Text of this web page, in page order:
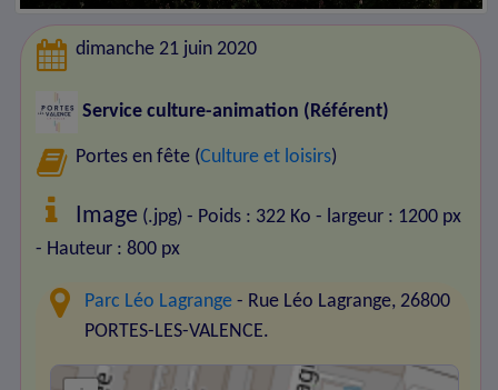
dimanche 21 juin 2020
Service culture-animation (Référent)
Portes en fête (Culture et loisirs)
Image (.jpg) - Poids : 322 Ko - largeur : 1200 px
- Hauteur : 800 px
Parc Léo Lagrange - Rue Léo Lagrange, 26800
PORTES-LES-VALENCE.